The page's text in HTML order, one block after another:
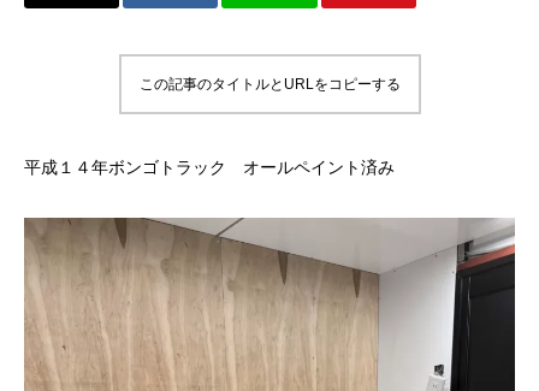
この記事のタイトルとURLをコピーする
平成１４年ボンゴトラック オールペイント済み